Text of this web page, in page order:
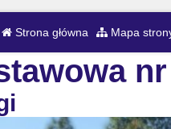
Strona główna Mapa